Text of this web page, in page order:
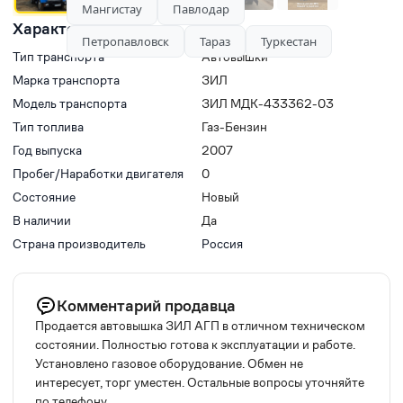
Характеристики
Тип транспорта
Автовышки
Марка транспорта
ЗИЛ
Модель транспорта
ЗИЛ МДК-433362-03
Тип топлива
Газ-Бензин
Год выпуска
2007
Пробег/Наработки двигателя
0
Состояние
Новый
В наличии
Да
Страна производитель
Россия
Комментарий продавца
Продается автовышка ЗИЛ АГП в отличном техническом
состоянии. Полностью готова к эксплуатации и работе.
Установлено газовое оборудование. Обмен не
интересует, торг уместен. Остальные вопросы уточняйте
Мангистау
Павлодар
Петропавловск
Тараз Туркестан